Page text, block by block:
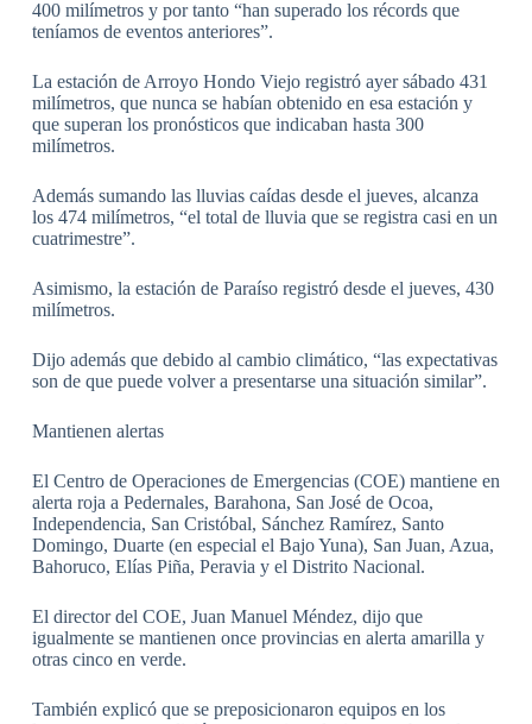
400 milímetros y por tanto “han superado los récords que
teníamos de eventos anteriores”.
La estación de Arroyo Hondo Viejo registró ayer sábado 431
milímetros, que nunca se habían obtenido en esa estación y
que superan los pronósticos que indicaban hasta 300
milímetros.
Además sumando las lluvias caídas desde el jueves, alcanza
los 474 milímetros, “el total de lluvia que se registra casi en un
cuatrimestre”.
Asimismo, la estación de Paraíso registró desde el jueves, 430
milímetros.
Dijo además que debido al cambio climático, “las expectativas
son de que puede volver a presentarse una situación similar”.
Mantienen alertas
El Centro de Operaciones de Emergencias (COE) mantiene en
alerta roja a Pedernales, Barahona, San José de Ocoa,
Independencia, San Cristóbal, Sánchez Ramírez, Santo
Domingo, Duarte (en especial el Bajo Yuna), San Juan, Azua,
Bahoruco, Elías Piña, Peravia y el Distrito Nacional.
El director del COE, Juan Manuel Méndez, dijo que
igualmente se mantienen once provincias en alerta amarilla y
otras cinco en verde.
También explicó que se preposicionaron equipos en los